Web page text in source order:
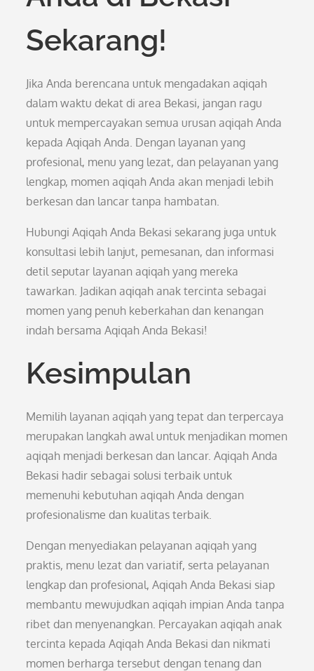
Sekarang!
Jika Anda berencana untuk mengadakan aqiqah
dalam waktu dekat di area Bekasi, jangan ragu
untuk mempercayakan semua urusan aqiqah Anda
kepada Aqiqah Anda. Dengan layanan yang
profesional, menu yang lezat, dan pelayanan yang
lengkap, momen aqiqah Anda akan menjadi lebih
berkesan dan lancar tanpa hambatan.
Hubungi Aqiqah Anda Bekasi sekarang juga untuk
konsultasi lebih lanjut, pemesanan, dan informasi
detil seputar layanan aqiqah yang mereka
tawarkan. Jadikan aqiqah anak tercinta sebagai
momen yang penuh keberkahan dan kenangan
indah bersama Aqiqah Anda Bekasi!
Kesimpulan
Memilih layanan aqiqah yang tepat dan terpercaya
merupakan langkah awal untuk menjadikan momen
aqiqah menjadi berkesan dan lancar. Aqiqah Anda
Bekasi hadir sebagai solusi terbaik untuk
memenuhi kebutuhan aqiqah Anda dengan
profesionalisme dan kualitas terbaik.
Dengan menyediakan pelayanan aqiqah yang
praktis, menu lezat dan variatif, serta pelayanan
lengkap dan profesional, Aqiqah Anda Bekasi siap
membantu mewujudkan aqiqah impian Anda tanpa
ribet dan menyenangkan. Percayakan aqiqah anak
tercinta kepada Aqiqah Anda Bekasi dan nikmati
momen berharga tersebut dengan tenang dan